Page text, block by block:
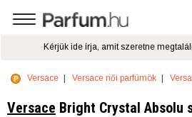
Versace Versace női parfümök
Versace Bright Crystal Absolu